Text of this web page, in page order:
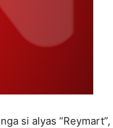
si alyas